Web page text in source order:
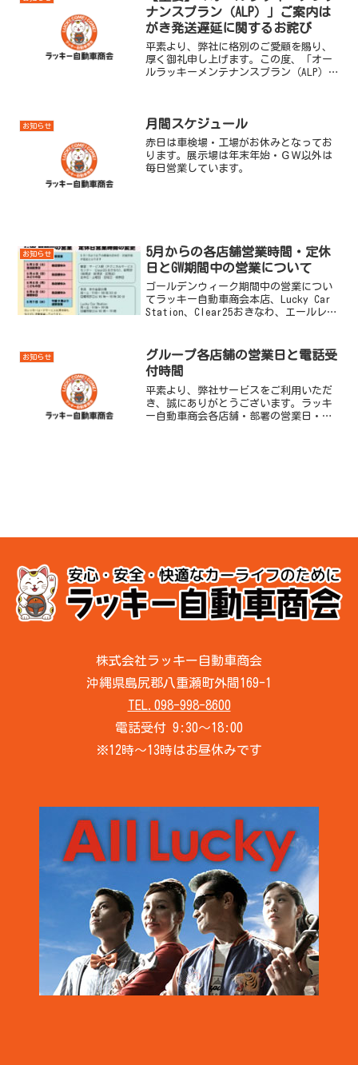
この度、短期的ではござい...
ナンスプラン（ALP）」ご案内は
がき発送遅延に関するお詫び
平素より、弊社に格別のご愛顧を賜り、
厚く御礼申し上げます。この度、「オー
ルラッキーメンテナンスプラン（ALP）」
経緯弊社システムの不...
お知らせ 月間スケジュール
赤日は車検場・工場がお休みとなってお
ります。展示場は年末年始・ＧＷ以外は
毎日営業しています。
お知らせ
5月からの各店舗営業時間・定休
日とGW期間中の営業について
ゴールデンウィーク期間中の営業につい
てラッキー自動車商会本店、Lucky Car
Station、Clear25おきなわ、エールレン
営業5月3日（土）憲法記念日各...
お知らせ
グループ各店舗の営業日と電話受
付時間
平素より、弊社サービスをご利用いただ
き、誠にありがとうございます。ラッキ
ー自動車商会各店舗・部署の営業日・営
株式会社ラッキー自動車商会
沖縄県島尻郡八重瀬町外間169-1
TEL.098-998-8600
電話受付 9:30～18:00
※12時～13時はお昼休みです